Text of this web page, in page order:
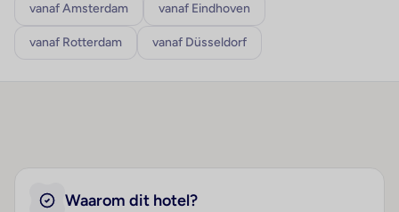
vanaf Amsterdam vanaf Eindhoven
vanaf Rotterdam vanaf Düsseldorf
Waarom dit hotel?